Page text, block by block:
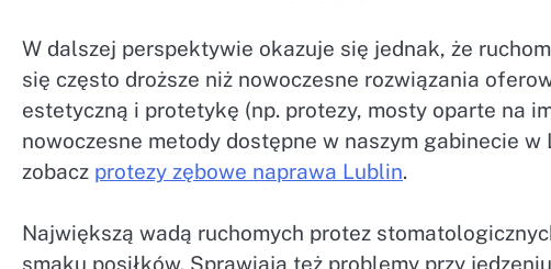
W dalszej perspektywie okazuje się jednak, że
się często droższe niż nowoczesne rozwiązania
estetyczną i protetykę (np. protezy, mosty oparte na
nowoczesne metody dostępne w naszym gabinecie
zobacz protezy zębowe naprawa Lublin.
Największą wadą ruchomych protez
smaku posiłków. Sprawiają też problemy przy